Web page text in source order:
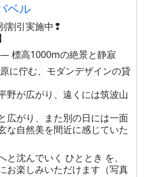
ベル
割引実施中❢
標高1000mの絶景と静寂
に佇む、モダンデザインの貸
野が広がり、遠くには筑波山
広がり、また別の日には一面
な自然美を間近に感じていた
沈んでいく ひととき を、
お楽しみいただけます（写真